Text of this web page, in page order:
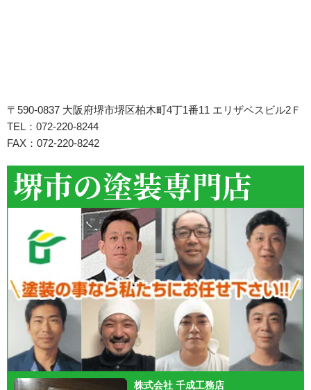
〒590-0837 大阪府堺市堺区柏木町4丁1番11 エリザベスビル2Ｆ
TEL：072-220-8244
FAX：072-220-8242
株式会社 千成工務店